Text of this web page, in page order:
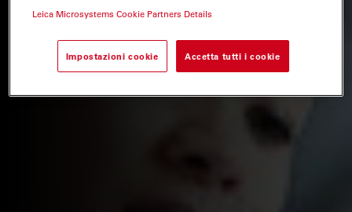
Leica Microsystems Cookie Partners Details
Impostazioni cookie Accetta tutti i cookie